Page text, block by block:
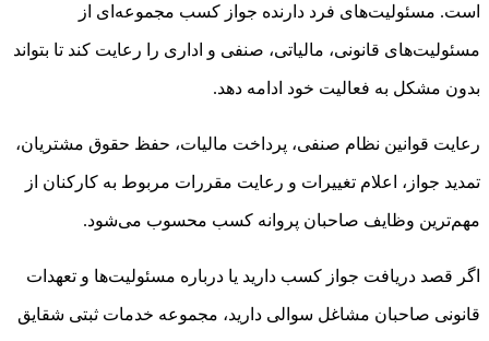
است. مسئولیت‌های فرد دارنده جواز کسب مجموعه‌ای از
مسئولیت‌های قانونی، مالیاتی، صنفی و اداری را رعایت کند تا بتواند
بدون مشکل به فعالیت خود ادامه دهد.
رعایت قوانین نظام صنفی، پرداخت مالیات، حفظ حقوق مشتریان،
تمدید جواز، اعلام تغییرات و رعایت مقررات مربوط به کارکنان از
مهم‌ترین وظایف صاحبان پروانه کسب محسوب می‌شود.
اگر قصد دریافت جواز کسب دارید یا درباره مسئولیت‌ها و تعهدات
قانونی صاحبان مشاغل سوالی دارید، مجموعه خدمات ثبتی شقایق